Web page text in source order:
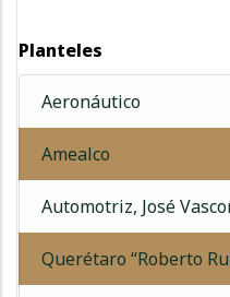
Planteles
Aeronáutico
Amealco
Automotriz, José
Querétaro “Roberto